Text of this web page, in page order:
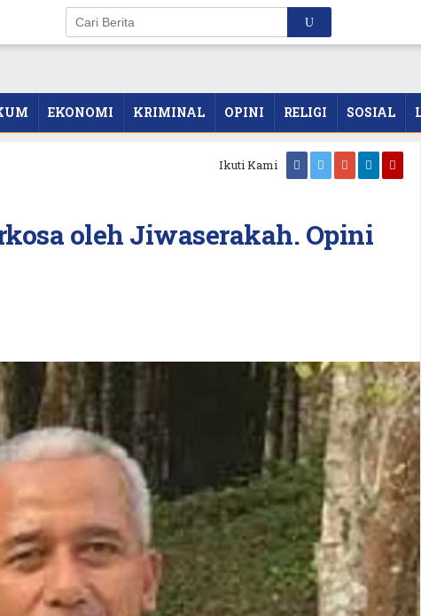
EKONOMI KRIMINAL OPINI RELIGI SOSIAL
Ikuti Kami
oleh Jiwaserakah. Opini